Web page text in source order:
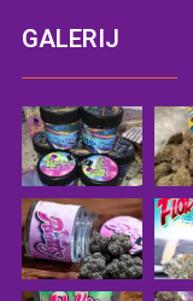
GALERIJ